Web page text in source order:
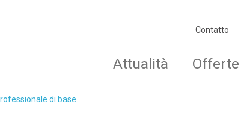
Contatto
Attualità Offerte
di base